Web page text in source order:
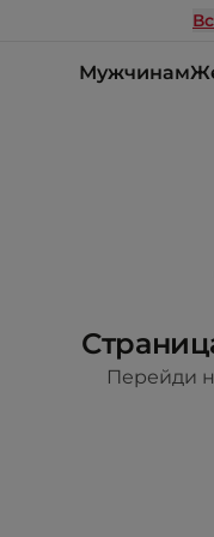
Мужчинам
Перейди